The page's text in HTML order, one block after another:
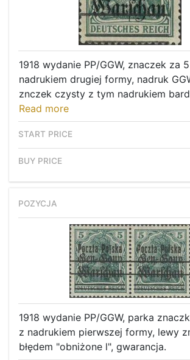
1918 wydanie PP/GGW, znaczek za
nadrukiem drugiej formy, nadruk
znczek czysty z tym nadrukiem
Read more
1918 wydanie PP/GGW, parka
z nadrukiem pierwszej formy, lewy
błędem "obniżone l", gwarancja.